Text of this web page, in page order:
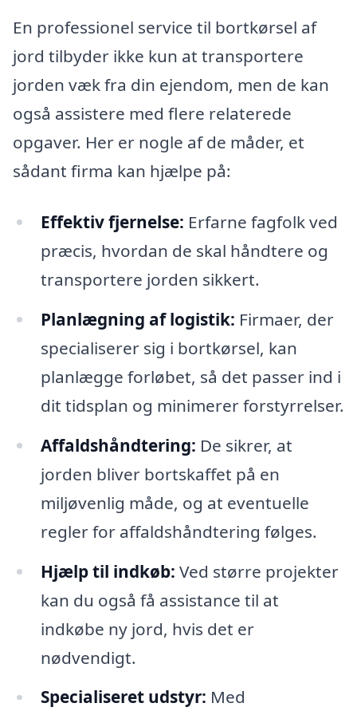
En professionel service til bortkørsel af
jord tilbyder ikke kun at transportere
jorden væk fra din ejendom, men de kan
også assistere med flere relaterede
opgaver. Her er nogle af de måder, et
sådant firma kan hjælpe på:
Effektiv fjernelse: Erfarne fagfolk ved
præcis, hvordan de skal håndtere og
transportere jorden sikkert.
Planlægning af logistik: Firmaer, der
specialiserer sig i bortkørsel, kan
planlægge forløbet, så det passer ind i
dit tidsplan og minimerer forstyrrelser.
Affaldshåndtering: De sikrer, at
jorden bliver bortskaffet på en
miljøvenlig måde, og at eventuelle
regler for affaldshåndtering følges.
Hjælp til indkøb: Ved større projekter
kan du også få assistance til at
indkøbe ny jord, hvis det er
nødvendigt.
Specialiseret udstyr: Med